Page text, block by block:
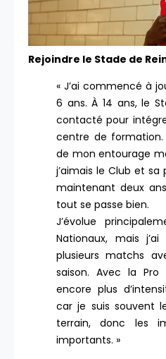
Rejoindre le Stade de
« J’ai commencé à
6 ans. À 14 ans, le
contacté pour
centre de
de mon entourage
j’aimais le Club et sa
maintenant deux
tout se passe bien.
J’évolue
Nationaux, mais
plusieurs matchs
saison. Avec la
encore plus
car je suis souvent
terrain, donc les
importants. »